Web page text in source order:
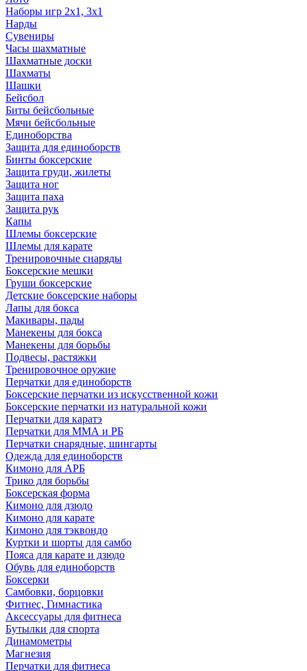
Наборы игр 2х1, 3х1
Нарды
Сувениры
Часы шахматные
Шахматные доски
Шахматы
Шашки
Бейсбол
Биты бейсбольные
Мячи бейсбольные
Единоборства
Защита для единоборств
Бинты боксерские
Защита груди, жилеты
Защита ног
Защита паха
Защита рук
Капы
Шлемы боксерские
Шлемы для карате
Тренировочные снаряды
Боксерские мешки
Груши боксерские
Детские боксерские наборы
Лапы для бокса
Макивары, пады
Манекены для бокса
Манекены для борьбы
Подвесы, растяжки
Тренировочное оружие
Перчатки для единоборств
Боксерские перчатки из искусственной кожи
Боксерские перчатки из натуральной кожи
Перчатки для каратэ
Перчатки для ММА и РБ
Перчатки снарядные, шингарты
Одежда для единоборств
Кимоно для АРБ
Трико для борьбы
Боксерская форма
Кимоно для дзюдо
Кимоно для карате
Кимоно для тэквондо
Куртки и шорты для самбо
Пояса для карате и дзюдо
Обувь для единоборств
Боксерки
Самбовки, борцовки
Фитнес, Гимнастика
Аксессуары для фитнеса
Бутылки для спорта
Динамометры
Магнезия
Перчатки для фитнеса